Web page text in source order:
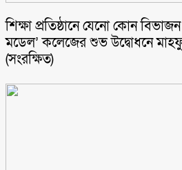
শিক্ষা প্রতিষ্ঠানে যেনো কোন
মডেল’ কলেজের শুভ উদ্বোধনে
(সংরক্ষিত)